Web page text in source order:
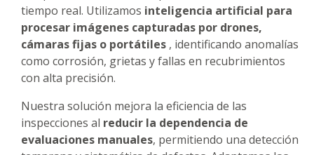
tiempo real. Utilizamos inteligencia artificial para
procesar imágenes capturadas por drones,
cámaras fijas o portátiles , identificando anomalías
como corrosión, grietas y fallas en recubrimientos
con alta precisión.
Nuestra solución mejora la eficiencia de las
inspecciones al reducir la dependencia de
evaluaciones manuales, permitiendo una detección